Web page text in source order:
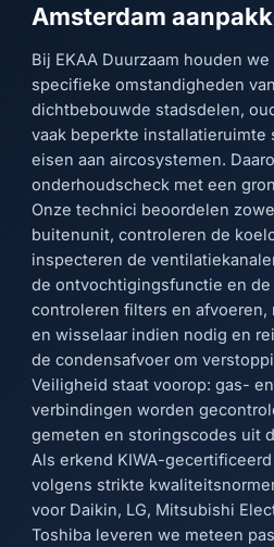
Amsterdam
Bij EKAA Duurzaam houden
specifieke omstandigheden
dichtbebouwde stadsdelen,
vaak beperkte installatieruimte
eisen aan aircosystemen.
onderhoudscheck met een
Onze technici beoordelen
buitenunit, controleren de
inspecteren de
de ontvochtigingsfunctie en de
controleren filters en afvoeren,
en wisselaar indien nodig en
de condensafvoer om
Veiligheid staat voorop: gas-
verbindingen worden
gemeten en storingscodes uit
Als erkend KIWA-
volgens strikte
voor Daikin, LG, Mitsubishi
Toshiba leveren we meteen